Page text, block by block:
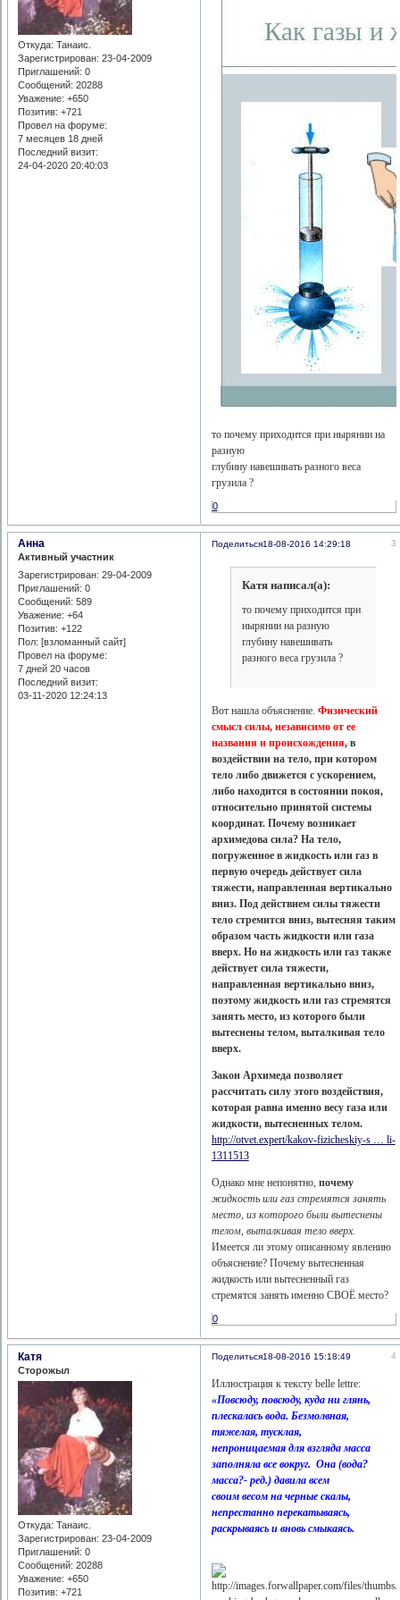
Откуда: Танаис.
Зарегистрирован: 23-04-2009
Приглашений: 0
Сообщений: 20288
Уважение: +650
Позитив: +721
Провел на форуме:
7 месяцев 18 дней
Последний визит:
24-04-2020 20:40:03
то почему приходится при нырянии на
разную
глубину навешивать разного веса
грузила ?
0
Поделиться 3
18-08-2016 14:29:18
Анна
Активный участник
Зарегистрирован: 29-04-2009
Приглашений: 0
Сообщений: 589
Уважение: +64
Позитив: +122
Пол: [взломанный сайт]
Провел на форуме:
7 дней 20 часов
Последний визит:
03-11-2020 12:24:13
Катя написал(а):
то почему приходится при
нырянии на разную
глубину навешивать
разного веса грузила ?
Вот нашла объяснение. Физический
смысл силы, независимо от ее
названия и происхождения, в
воздействии на тело, при котором
тело либо движется с ускорением,
либо находится в состоянии покоя,
относительно принятой системы
координат. Почему возникает
архимедова сила? На тело,
погруженное в жидкость или газ в
первую очередь действует сила
тяжести, направленная вертикально
вниз. Под действием силы тяжести
тело стремится вниз, вытесняя таким
образом часть жидкости или газа
вверх. Но на жидкость или газ также
действует сила тяжести,
направленная вертикально вниз,
поэтому жидкость или газ стремятся
занять место, из которого были
вытеснены телом, выталкивая тело
вверх.
Закон Архимеда позволяет
рассчитать силу этого воздействия,
которая равна именно весу газа или
жидкости, вытесненных телом.
http://otvet.expert/kakov-fizicheskiy-s … li-
1311513
Однако мне непонятно, почему
жидкость или газ стремятся занять
место, из которого были вытеснены
телом, выталкивая тело вверх.
Имеется ли этому описанному явлению
объяснение? Почему вытесненная
жидкость или вытесненный газ
стремятся занять именно СВОЁ место?
0
Поделиться 4
18-08-2016 15:18:49
Катя
Сторожыл
Откуда: Танаис.
Зарегистрирован: 23-04-2009
Приглашений: 0
Сообщений: 20288
Уважение: +650
Позитив: +721
Иллюстрация к тексту belle lettre:
«Повсюду, повсюду, куда ни глянь,
плескалась вода. Безмолвная,
тяжелая, тусклая,
непроницаемая для взгляда масса
заполняла все вокруг. Она (вода?
масса?- ред.) давила всем
своим весом на черные скалы,
непрестанно перекатываясь,
раскрываясь и вновь смыкаясь.